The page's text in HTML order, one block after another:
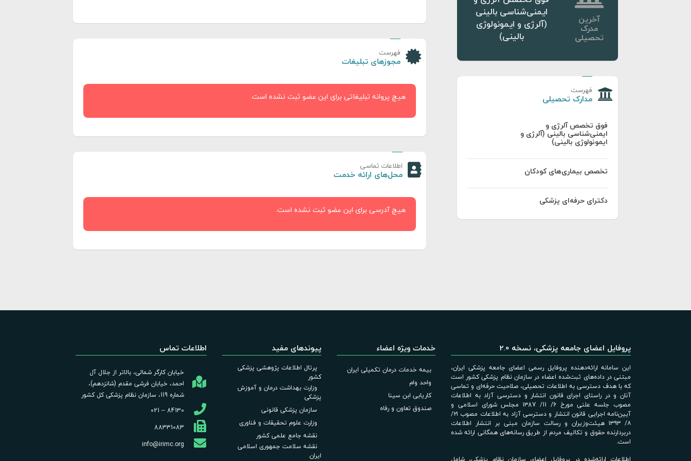
آخرین
مدرک
تحصیلی
ایمنی‌شناسی بالینی
(آلرژی و ایمونولوژی
بالینی)
فهرست
مدارک تحصیلی
فوق تخصص آلرژی و
ایمنی‌شناسی بالینی (آلرژی و
ایمونولوژی بالینی)
تخصص بیماری‌های کودکان
دکترای حرفه‌ای پزشکی
فهرست
مجوزهای تبلیغات
هیچ پروانه تبلیغاتی برای این عضو ثبت نشده است.
اطلاعات تماسی
محل‌های ارائه خدمت
هیچ آدرسی برای این عضو ثبت نشده است.
پروفایل اعضای جامعه پزشکی، نسخه 2.0
این سامانه ارائه‌دهنده پروفایل رسمی اعضای جامعه پزشکی ایران،
مبتنی در داده‌های ثبت‌شده اعضاء در سازمان نظام پزشکی کشور است
که با هدف دسترسی به اطلاعات تحصیلی، صلاحیت حرفه‌ای و تماسی
آنان و در راستای اجرای قانون انتشار و دسترسی آزاد به اطلاعات
مصوب جلسه علنی مورخ 6/ 11/ ۱۳87 مجلس شورای اسلامی و
آیین‌نامه اجرایی قانون انتشار و دسترسی آزاد به اطلاعات مصوب ۲۱/
۸/ ۱۳۹۳ هیئت‌وزیران و رسالت سازمان مبنی بر انتشار اطلاعات
دربردارنده حقوق و تکالیف مردم از طریق رسانه‌های همگانی ارائه شده
است.
خدمات ویژه اعضاء
بیمه خدمات درمان تکمیلی ایران
واحد وام
کاریابی ابن سینا
صندوق تعاون و رفاه
پیوندهای مفید
پرتال اطلاعات پژوهشی پزشکی
کشور
وزارت بهداشت درمان و آموزش
پزشکی
سازمان پزشکی قانونی
وزارت علوم تحقیقات و فناوری
نقشه جامع علمی کشور
نقشه سلامت جمهوری اسلامی
ایران
اطلاعات تماس
خیابان کارگر شمالی، بالاتر از جلال آل
احمد، خیابان فرشی مقدم (شانزدهم)،
شماره 119، سازمان نظام پزشکی کل کشور
84130 – 021
88331083
info@irimc.org